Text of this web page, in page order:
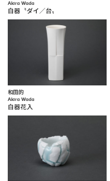
Akira Wada
白器〝ダイ／台〟
和田的
Akira Wada
白器花入